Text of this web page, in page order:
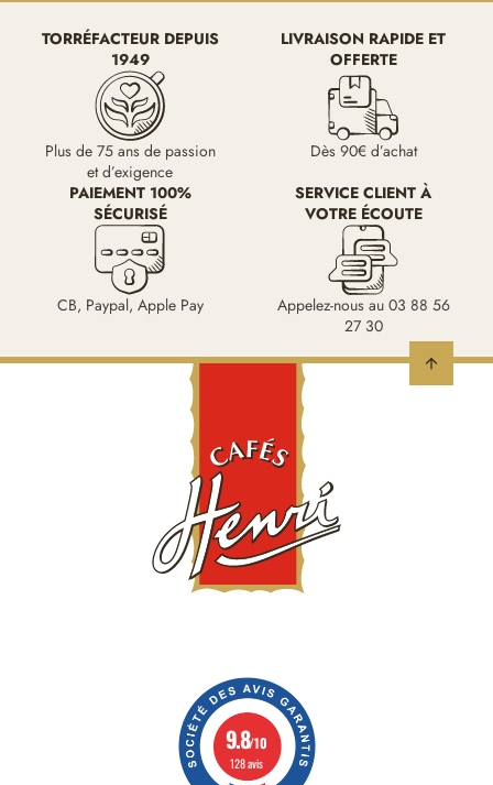
TORRÉFACTEUR DEPUIS
1949
Plus de 75 ans de passion
et d’exigence
LIVRAISON RAPIDE ET
OFFERTE
Dès 90€ d’achat
PAIEMENT 100%
SÉCURISÉ
CB, Paypal, Apple Pay
SERVICE CLIENT À
VOTRE ÉCOUTE
Appelez-nous au 03 88 56
27 30
9.8/10
128 avis
arrow_upward